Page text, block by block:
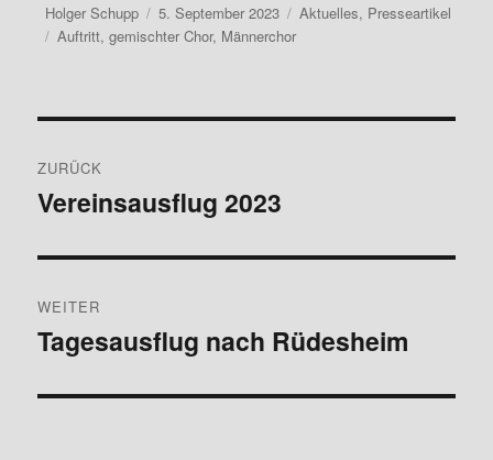
Autor
Holger Schupp
Veröffentlicht
am
5. September 2023 Kategorien
Aktuelles, Presseartikel
Schlagwörter
Auftritt,gemischter Chor, Männerchor
ZURÜCK
Vorheriger
Vereinsausflug 2023
WEITER
Nächster
Tagesausflug nach Rüdesheim